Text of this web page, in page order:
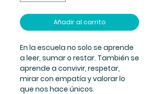
Añadir al carrito
En la escuela no solo se aprende
a leer, sumar o restar. También se
aprende a convivir, respetar,
mirar con empatía y valorar lo
que nos hace únicos.